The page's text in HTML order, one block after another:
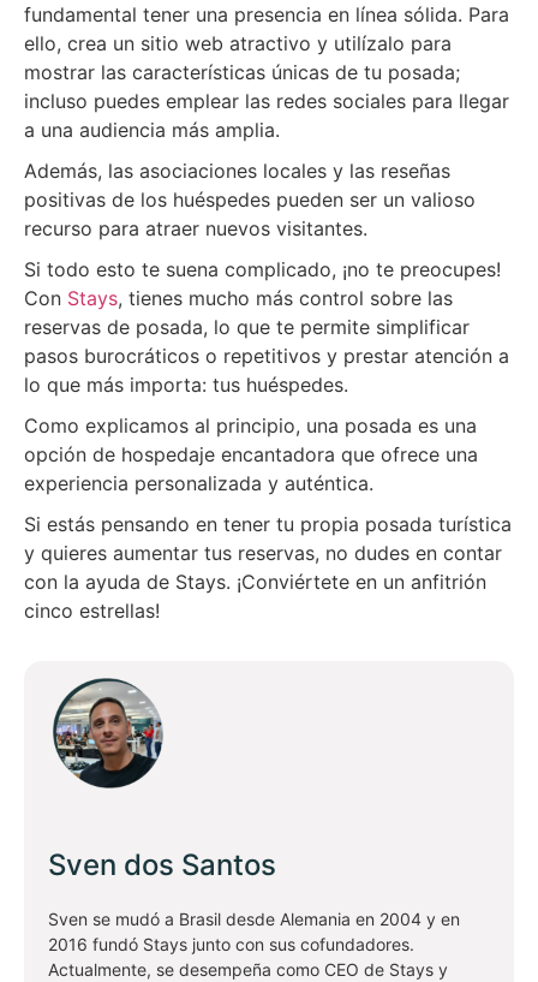
fundamental tener una presencia en línea sólida. Para
ello, crea un sitio web atractivo y utilízalo para
mostrar las características únicas de tu posada;
incluso puedes emplear las redes sociales para llegar
a una audiencia más amplia.
Además, las asociaciones locales y las reseñas
positivas de los huéspedes pueden ser un valioso
recurso para atraer nuevos visitantes.
Si todo esto te suena complicado, ¡no te preocupes!
Con Stays, tienes mucho más control sobre las
reservas de posada, lo que te permite simplificar
pasos burocráticos o repetitivos y prestar atención a
lo que más importa: tus huéspedes.
Como explicamos al principio, una posada es una
opción de hospedaje encantadora que ofrece una
experiencia personalizada y auténtica.
Si estás pensando en tener tu propia posada turística
y quieres aumentar tus reservas, no dudes en contar
con la ayuda de Stays. ¡Conviértete en un anfitrión
cinco estrellas!
Sven dos Santos
Sven se mudó a Brasil desde Alemania en 2004 y en
2016 fundó Stays junto con sus cofundadores.
Actualmente, se desempeña como CEO de Stays y